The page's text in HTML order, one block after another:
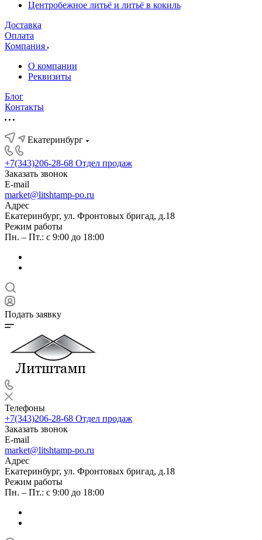
Центробежное литьё и литьё в кокиль
Доставка
Оплата
Компания
О компании
Реквизиты
Блог
Контакты
Екатеринбург
+7(343)206-28-68 Отдел продаж
Заказать звонок
E-mail
market@litshtamp-po.ru
Адрес
Екатеринбург, ул. Фронтовых бригад, д.18
Режим работы
Пн. – Пт.: с 9:00 до 18:00
Подать заявку
Телефоны
+7(343)206-28-68 Отдел продаж
Заказать звонок
E-mail
market@litshtamp-po.ru
Адрес
Екатеринбург, ул. Фронтовых бригад, д.18
Режим работы
Пн. – Пт.: с 9:00 до 18:00